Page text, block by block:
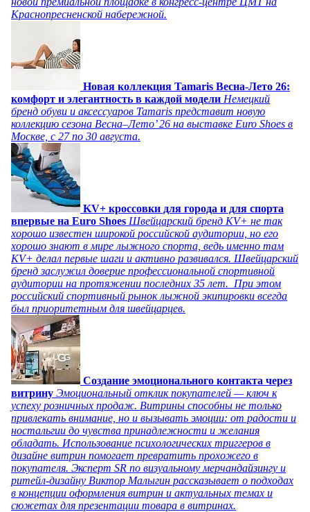
Краснопресненской набережной.
Новая коллекция Tamaris Весна-Лето 26:
комфорт и элегантность в каждой модели Немецкий
бренд обуви и аксессуаров Tamaris представит новую
коллекцию сезона Весна–Лето’ 26 на выставке Euro Shoes в
Москве, с 27 по 30 августа.
KV+ кроссовки для города и для спорта
впервые на Euro Shoes Швейцарский бренд KV+ не так
хорошо известен широкой российской аудитории, но его
хорошо знают в мире лыжного спорта, ведь именно там
KV+ делал первые шаги и активно развивался. Швейцарский
бренд заслужил доверие профессиональной спортивной
аудитории на протяжении последних 35 лет. При этом
российский спортивный рынок лыжной экипировки всегда
был приоритетным для швейцарцев.
Создание эмоционального контакта через
витрину Эмоциональный отклик покупателей — ключ к
успеху розничных продаж. Витрины способны не только
привлекать внимание, но и вызывать эмоции: от радости и
ностальгии до чувства принадлежности и желания
обладать. Использование психологических триггеров в
дизайне витрин помогает превратить прохожего в
покупателя. Эксперт SR по визуальному мерчандайзингу и
ритейл-дизайну Виктор Малыгин рассказывает о подходах
в концепции оформления витрин и актуальных темах и
сюжетах для презентации товара в витринах.